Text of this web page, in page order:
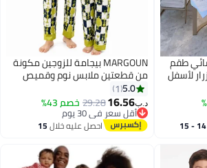
طقم
بأزرار لأسفل
وبنطال
نوم
14 - 15
MARGOUN بيجامة للزوجين مكونة
من قطعتين ملابس نوم وقميص
طويل الأكمام وسروال ملابس منزلية
تناسب أطقم بيجامات تصميم عصري
5.0
1
د.ب‏16.56
29.28خصم 43%
أقل سعر في 30 يوم
أقل سعر في 30 يوماحصل عليه خلال15